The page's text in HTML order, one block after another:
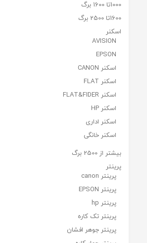
1000تا 1600 برگ
1600تا 2500 برگ
اسکنر
AVISION
EPSON
اسکنر CANON
اسکنر FLAT
اسکنر FLAT&FIDER
اسکنر HP
اسکنر اداری
اسکنر خانگی
بیشتر از 2500 برگ
پرینتر
پرینتر canon
پرینتر EPSON
پرینتر hp
پرینتر تک کاره
پرینتر جوهر افشان